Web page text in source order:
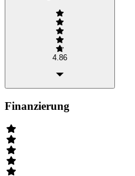
4.86
Finanzierung